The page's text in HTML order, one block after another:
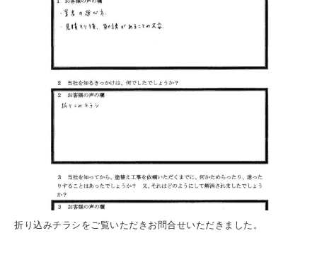
折り込みチラシをご覧いただきお問合せいただきました。